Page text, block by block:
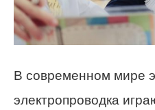
В современном мире
электропроводка